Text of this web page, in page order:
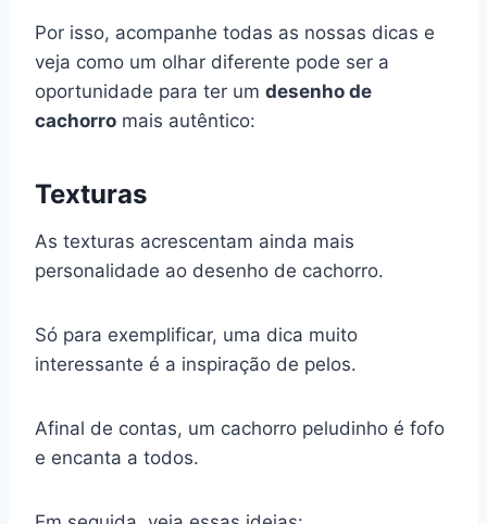
Por isso, acompanhe todas as nossas dicas e
veja como um olhar diferente pode ser a
oportunidade para ter um desenho de
cachorro mais autêntico:
Texturas
As texturas acrescentam ainda mais
personalidade ao desenho de cachorro.
Só para exemplificar, uma dica muito
interessante é a inspiração de pelos.
Afinal de contas, um cachorro peludinho é fofo
e encanta a todos.